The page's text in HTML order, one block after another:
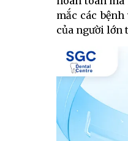
mắc các
của người lớn